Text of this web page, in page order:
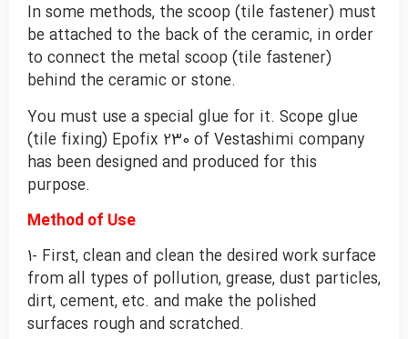
In some methods, the scoop (tile fastener) must
be attached to the back of the ceramic, in order
to connect the metal scoop (tile fastener)
behind the ceramic or stone.
You must use a special glue for it. Scope glue
(tile fixing) Epofix 230 of Vestashimi company
has been designed and produced for this
purpose.
Method of Use
1- First, clean and clean the desired work surface
from all types of pollution, grease, dust particles,
dirt, cement, etc. and make the polished
surfaces rough and scratched.